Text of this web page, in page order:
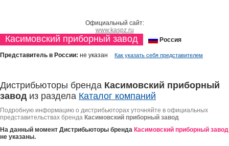
Официальный сайт:
www.kaspz.ru
Касимовский приборный завод Россия
Представитель в России: не указан Как указать себя представителем
Дистрибьюторы бренда Касимовский приборный
завод из раздела Каталог компаний
Подробную информацию о дистрибьюторах уточняйте в официальных
представительствах бренда Касимовский приборный завод
На данный момент Дистрибьюторы бренда Касимовский приборный завод
не указаны.